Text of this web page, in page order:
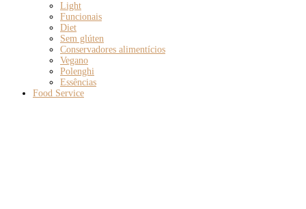
Light
Funcionais
Diet
Sem glúten
Conservadores alimentícios
Vegano
Polenghi
Essências
Food Service